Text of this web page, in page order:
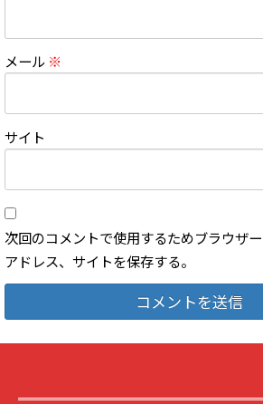
メール ※
サイト
次回のコメントで使用するためブラウザ
アドレス、サイトを保存する。